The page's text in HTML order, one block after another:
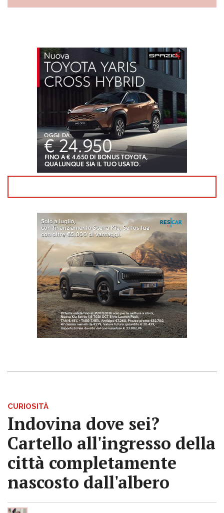
CURIOSITÀ
Indovina dove sei?
Cartello all'ingresso della
città completamente
nascosto dall'albero